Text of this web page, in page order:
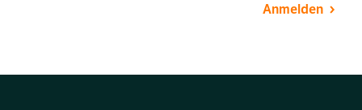
Anmelden